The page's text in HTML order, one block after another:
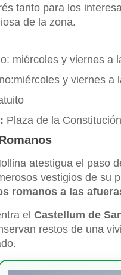
tanto para los
de la zona.
miércoles y viernes a
y viernes a
Plaza de la
atestigua el paso
vestigios de su
romanos a las
el Castellum de
restos de una